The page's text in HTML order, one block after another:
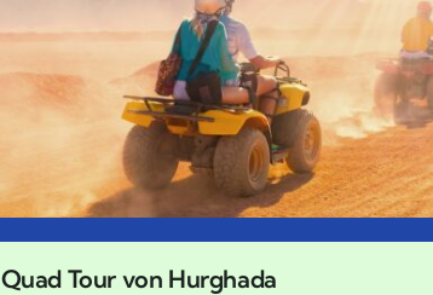
Quad Tour von Hurghada